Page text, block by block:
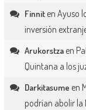
Finniten Ayuso
inversión
Arukorstzaen
Quintana a los
Darkitasume en
podrían abolir la